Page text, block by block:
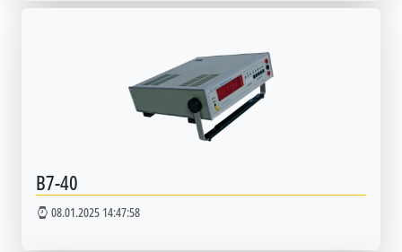
В7-40
08.01.2025 14:47:58